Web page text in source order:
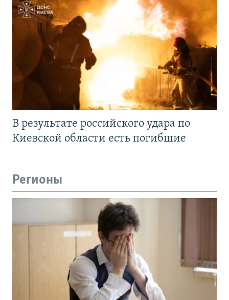
В результате российского удара по
Киевской области есть погибшие
Регионы